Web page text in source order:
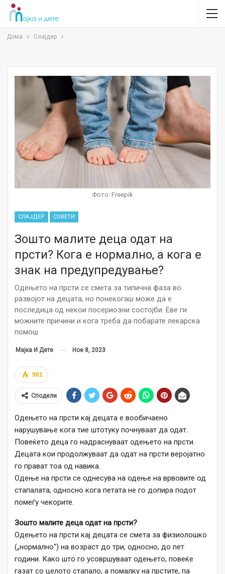
Дома Слајдер
Фото: Freepik
СЛАЈДЕР СОВЕТИ
Зошто малите деца одат на
прсти? Кога е нормално, а кога е
знак на предупредување?
Одењето на прсти се смета за типична фаза во
развојот на децата, но понекогаш може да е
последица од некои посериозни состојби. Еве ги
можните причини и кога треба да побарате лекарска
помош
Мајка И Дете Ное 8, 2023
981
Сподели
Одењето на прсти кај децата е вообичаено
нарушување кога тие штотуку почнуваат да одат.
Повеќето деца го надраснуваат одењето на прсти.
Децата кои продолжуваат да одат на прсти веројатно
го прават тоа од навика.
Одење на прсти се однесува на одење на врвовите од
стапалата, односно кога петата не го допира подот
помеѓу чекорите.
Зошто малите деца одат на прсти?
Одењето на прсти кај децата се смета за физиолошко
(„нормално“) на возраст до три, односно, до пет
години. Како што го усовршуваат одењето, повеќе
газат со целото стапало, а помалку на прстите, па